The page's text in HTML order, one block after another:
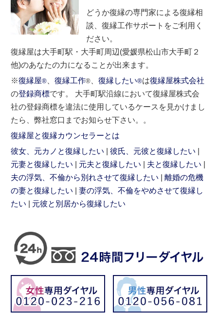
どうか復縁の専門家による復縁相
談、復縁工作サポートをご利用く
ださい。
復縁屋は大手町駅・大手町周辺(愛媛県松山市大手町２
他)のあなたの力になることが出来ます。
※復縁屋® 、復縁工作® 、復縁したい®は復縁屋株式会社
の登録商標です。 大手町駅沿線において復縁屋株式会
社の登録商標を違法に使用しているケースを見かけまし
たら、弊社窓口までお知らせ下さい。。
復縁屋と復縁カウンセラーとは
彼女、元カノと復縁したい
彼氏、元彼と復縁したい
元妻と復縁したい
元夫と復縁したい
夫と復縁したい
夫の浮気、不倫から別れさせて復縁したい
離婚の危機
の妻と復縁したい
妻の浮気、不倫をやめさせて復縁し
たい
元彼と別居から復縁したい